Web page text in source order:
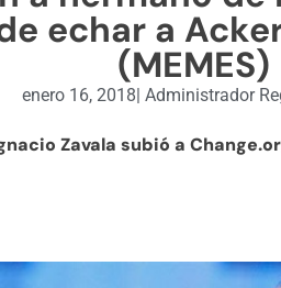
echar a
(MEMES)
enero 16, 2018 Administrador
Zavala subió a